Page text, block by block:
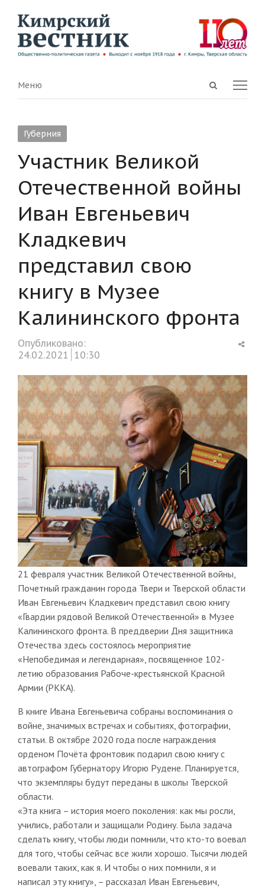
Open
Menu
Меню
Губерния
Участник Великой
Отечественной войны
Иван Евгеньевич
Кладкевич
представил свою
книгу в Музее
Калининского фронта
Опубликовано:
24.02.2021 10:30
21 февраля участник Великой Отечественной войны,
Почетный гражданин города Твери и Тверской области
Иван Евгеньевич Кладкевич представил свою книгу
«Гвардии рядовой Великой Отечественной» в Музее
Калининского фронта. В преддверии Дня защитника
Отечества здесь состоялось мероприятие
«Непобедимая и легендарная», посвященное 102-
летию образования Рабоче-крестьянской Красной
Армии (РККА).
В книге Ивана Евгеньевича собраны воспоминания о
войне, значимых встречах и событиях, фотографии,
статьи. В октябре 2020 года после награждения
орденом Почёта фронтовик подарил свою книгу с
автографом Губернатору Игорю Рудене. Планируется,
что экземпляры будут переданы в школы Тверской
области.
«Эта книга – история моего поколения: как мы росли,
учились, работали и защищали Родину. Была задача
сделать книгу, чтобы люди помнили, что кто-то воевал
для того, чтобы сейчас все жили хорошо. Тысячи людей
воевали таких, как я. И чтобы о них помнили, я и
написал эту книгу», – рассказал Иван Евгеньевич,